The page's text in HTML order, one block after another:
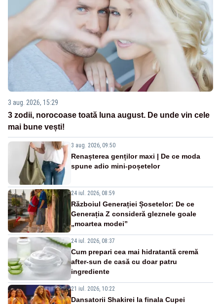
3 aug. 2026, 15:29
3 zodii, norocoase toată luna august. De unde vin cele
mai bune vești!
3 aug. 2026, 09:50
Renașterea genților maxi | De ce moda
spune adio mini-poșetelor
24 iul. 2026, 08:59
Războiul Generației Șosetelor: De ce
Generația Z consideră gleznele goale
„moartea modei”
24 iul. 2026, 08:37
Cum prepari cea mai hidratantă cremă
after-sun de casă cu doar patru
ingrediente
21 iul. 2026, 10:22
Dansatorii Shakirei la finala Cupei